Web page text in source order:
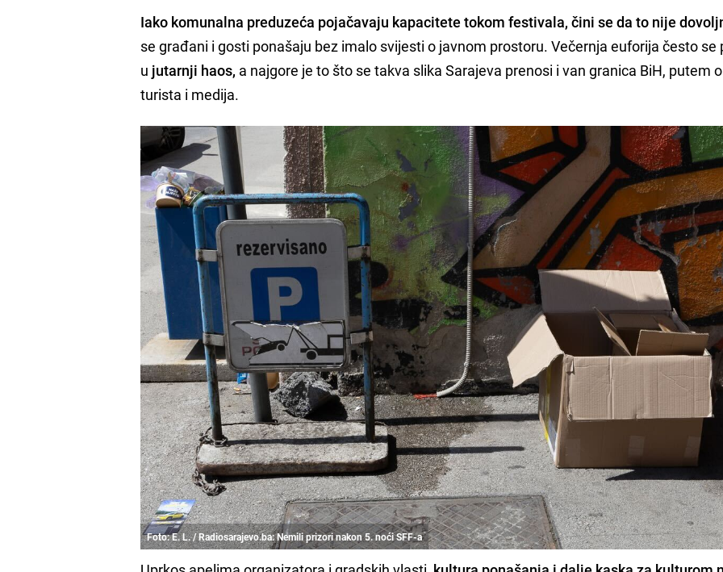
Iako komunalna preduzeća pojačavaju kapacitete tokom festivala, čini se da to nije
se građani i gosti ponašaju bez imalo svijesti o javnom prostoru. Večernja euforija često se
u jutarnji haos, a najgore je to što se takva slika Sarajeva prenosi i van granica BiH, putem
turista i medija.
Foto: E. L. / Radiosarajevo.ba: Nemili prizori nakon 5. noći SFF-a